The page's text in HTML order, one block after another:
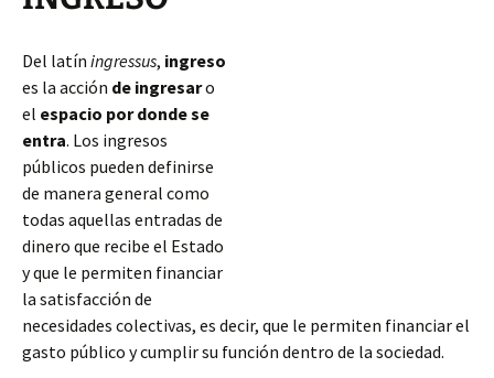
Del latín ingressus, ingreso
es la acción de ingresaro
el espacio por donde se
entra. Los ingresos
públicos pueden definirse
de manera general como
todas aquellas entradas de
dinero que recibe el Estado
y que le permiten financiar
la satisfacción de
necesidades colectivas, es decir, que le permiten financiar el
gasto público y cumplir su función dentro de la sociedad.